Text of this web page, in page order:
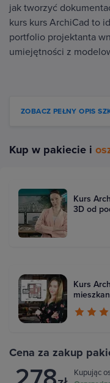
jak tworzyć
kurs kurs ArchiCad to
portfolio projektanta
umiejętności z
ZOBACZ PEŁNY OPIS
Kup w pakiecie i
Kurs
3D od
Kurs
Cena za zakup
Kupując